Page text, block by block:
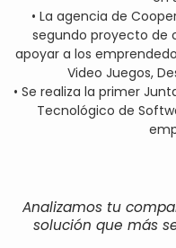
• La agencia de
segundo proyecto de
apoyar a los
Video Juegos,
• Se realiza la primer
Tecnológico de
Analizamos tu
solución que más